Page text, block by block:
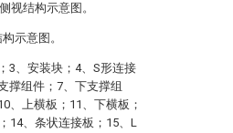
视结构示意图。
示意图。
3、安装块；4、S形连接
撑组件；7、下支撑组
、上横板；11、下横板；
14、条状连接板；15、L